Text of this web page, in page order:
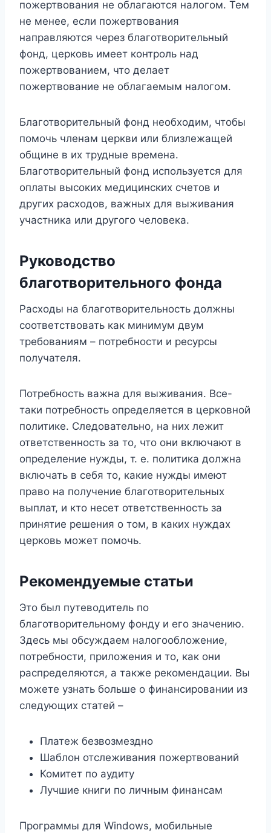
пожертвования не облагаются налогом. Тем
не менее, если пожертвования
направляются через благотворительный
фонд, церковь имеет контроль над
пожертвованием, что делает
пожертвование не облагаемым налогом.
Благотворительный фонд необходим, чтобы
помочь членам церкви или близлежащей
общине в их трудные времена.
Благотворительный фонд используется для
оплаты высоких медицинских счетов и
других расходов, важных для выживания
участника или другого человека.
Руководство
благотворительного фонда
Расходы на благотворительность должны
соответствовать как минимум двум
требованиям – потребности и ресурсы
получателя.
Потребность важна для выживания. Все-
таки потребность определяется в церковной
политике. Следовательно, на них лежит
ответственность за то, что они включают в
определение нужды, т. е. политика должна
включать в себя то, какие нужды имеют
право на получение благотворительных
выплат, и кто несет ответственность за
принятие решения о том, в каких нуждах
церковь может помочь.
Рекомендуемые статьи
Это был путеводитель по
благотворительному фонду и его значению.
Здесь мы обсуждаем налогообложение,
потребности, приложения и то, как они
распределяются, а также рекомендации. Вы
можете узнать больше о финансировании из
следующих статей –
Платеж безвозмездно
Шаблон отслеживания пожертвований
Комитет по аудиту
Лучшие книги по личным финансам
Программы для Windows, мобильные